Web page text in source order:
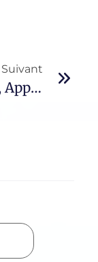
Suivant
Seigneur, Apprends-Nous À Prier – 22